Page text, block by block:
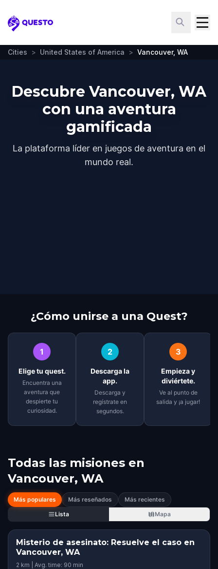
Questo
Cities > United States of America > Vancouver, WA
Descubre Vancouver, WA
con una aventura
gamificada
La plataforma líder en juegos de aventura en el
mundo real.
¿Cómo unirse a una Quest?
1
Elige tu quest.
Encuentra una
aventura que
despierte tu
curiosidad.
2
Descarga la
app.
Descarga y
regístrate en
segundos.
3
Empieza y
diviértete.
Ve al punto de
salida y ¡a jugar!
Todas las misiones en
Vancouver, WA
Más populares Más reseñados
Más recientes
Lista
Mapa
Misterio de asesinato: Resuelve el caso en
Vancouver, WA
2 km | Avg. time: 90 min